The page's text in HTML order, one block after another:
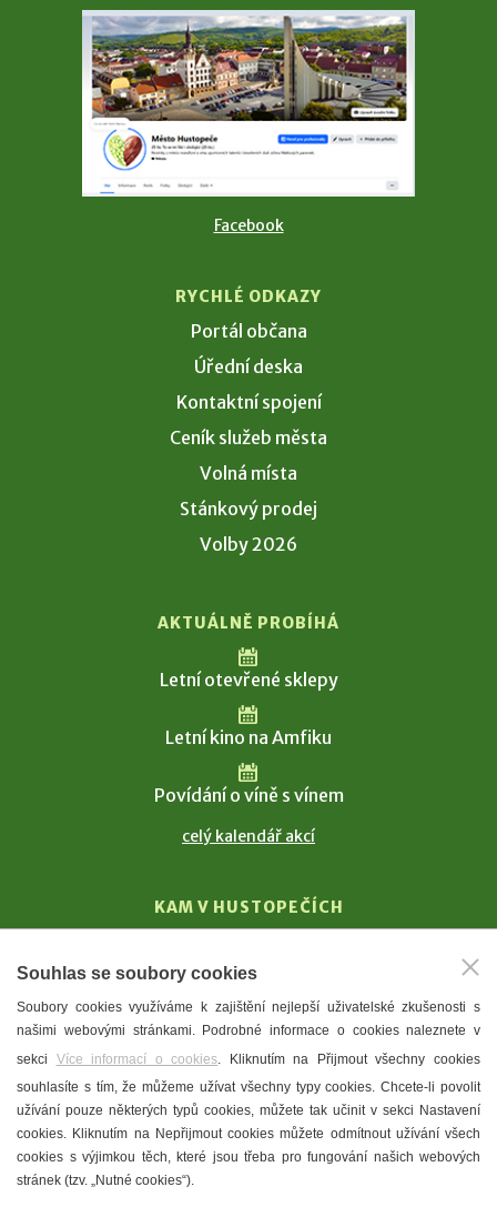
Facebook
RYCHLÉ ODKAZY
Portál občana
Úřední deska
Kontaktní spojení
Ceník služeb města
Volná místa
Stánkový prodej
Volby 2026
AKTUÁLNĚ PROBÍHÁ
Letní otevřené sklepy
Letní kino na Amfiku
Povídání o víně s vínem
celý kalendář akcí
KAM V HUSTOPEČÍCH
T. G. Masaryk
Mandloně
Ubytování
Restaurace
Městské muzeum a galerie
Denní meníčka
Souhlas se soubory cookies
Soubory cookies využíváme k zajištění nejlepší uživatelské zkušenosti s
našimi webovými stránkami. Podrobné informace o cookies naleznete v
sekci Více informací o cookies. Kliknutím na Přijmout všechny cookies
souhlasíte s tím, že můžeme užívat všechny typy cookies. Chcete-li povolit
užívání pouze některých typů cookies, můžete tak učinit v sekci Nastavení
cookies. Kliknutím na Nepřijmout cookies můžete odmítnout užívání všech
cookies s výjimkou těch, které jsou třeba pro fungování našich webových
stránek (tzv. „Nutné cookies“).